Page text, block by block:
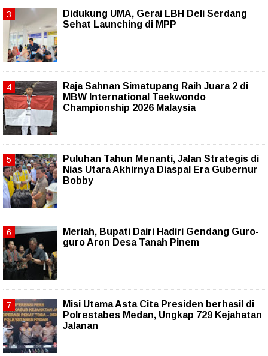
Didukung UMA, Gerai LBH Deli Serdang
Sehat Launching di MPP
Raja Sahnan Simatupang Raih Juara 2 di
MBW International Taekwondo
Championship 2026 Malaysia
Puluhan Tahun Menanti, Jalan Strategis di
Nias Utara Akhirnya Diaspal Era Gubernur
Bobby
Meriah, Bupati Dairi Hadiri Gendang Guro-
guro Aron Desa Tanah Pinem
Misi Utama Asta Cita Presiden berhasil di
Polrestabes Medan, Ungkap 729 Kejahatan
Jalanan